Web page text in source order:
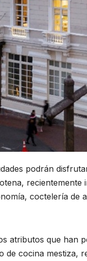
podrán
recientemente
coctelería de
atributos que
cocina